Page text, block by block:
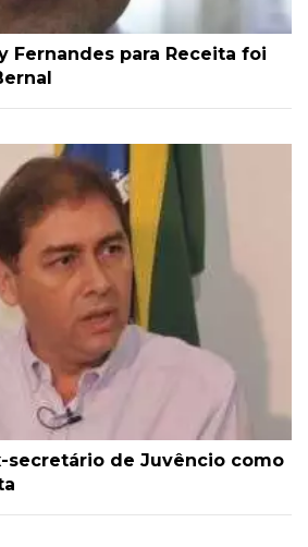
Fernandes para Receita foi
secretário de Juvêncio como